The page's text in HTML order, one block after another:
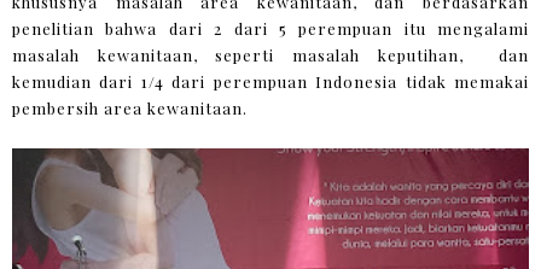
penelitian bahwa dari 2 dari 5 perempuan itu mengalami
masalah kewanitaan, seperti masalah keputihan, dan
kemudian dari 1/4 dari perempuan Indonesia tidak memakai
pembersih area kewanitaan.